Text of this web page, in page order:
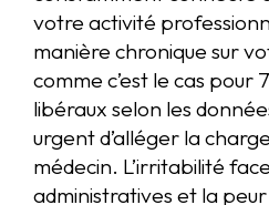
votre activité
manière chronique sur
comme c’est le cas pour
libéraux selon les
urgent d’alléger la
médecin. L’irritabilité
administratives et la